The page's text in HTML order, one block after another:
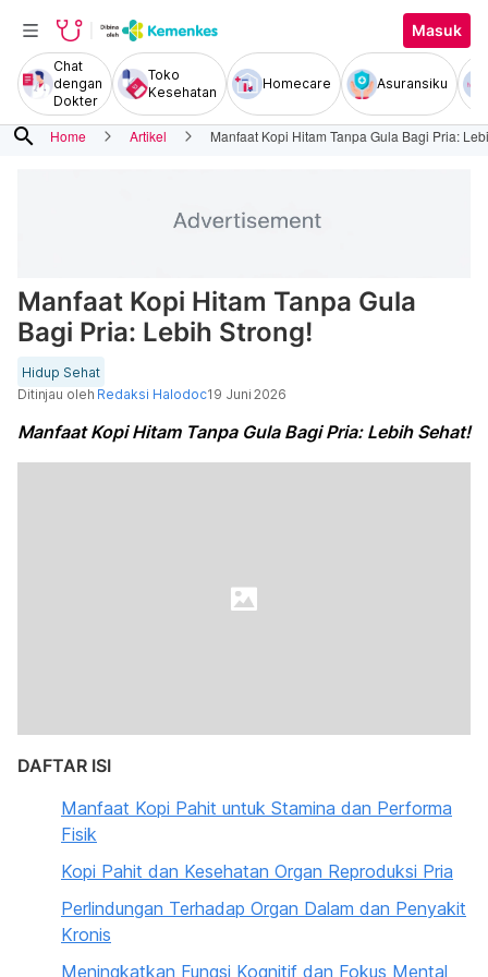
Masuk
Chat
dengan
Dokter
Toko
Kesehatan
Homecare Asuransiku
search Home Artikel Manfaat Kopi Hitam Tanpa Gula Bagi Pria:
Manfaat Kopi Hitam Tanpa Gula
Bagi Pria: Lebih Strong!
Hidup Sehat
Ditinjau oleh Redaksi Halodoc19 Juni 2026
Manfaat Kopi Hitam Tanpa Gula Bagi Pria: Lebih Sehat!
DAFTAR ISI
Manfaat Kopi Pahit untuk Stamina dan Performa
Fisik
Kopi Pahit dan Kesehatan Organ Reproduksi Pria
Perlindungan Terhadap Organ Dalam dan Penyakit
Kronis
Meningkatkan Fungsi Kognitif dan Fokus Mental